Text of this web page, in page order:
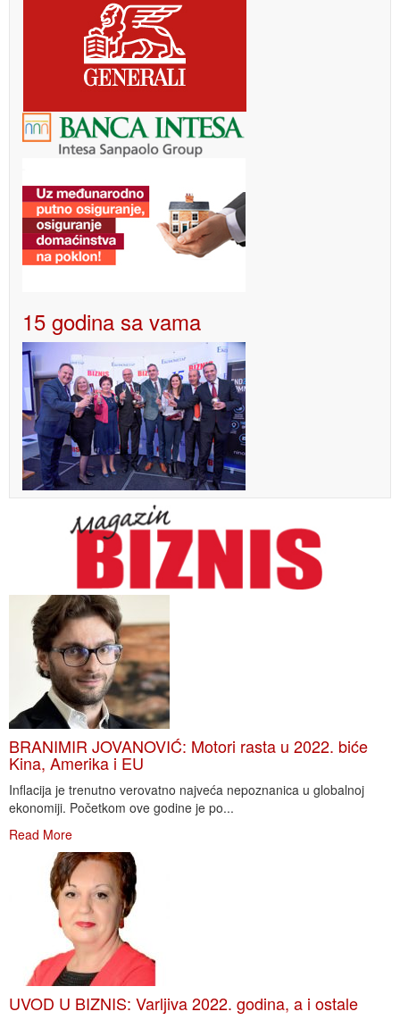
15 godina sa vama
BRANIMIR JOVANOVIĆ: Motori rasta u 2022. biće
Kina, Amerika i EU
Inflacija je trenutno verovatno najveća nepoznanica u globalnoj
ekonomiji. Početkom ove godine je po...
Read More
UVOD U BIZNIS: Varljiva 2022. godina, a i ostale